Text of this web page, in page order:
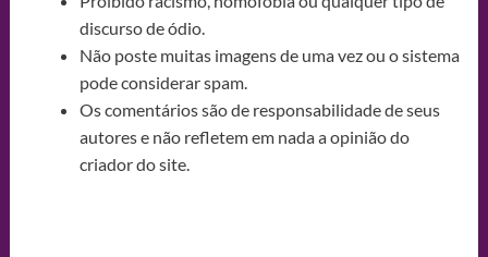
discurso de ódio.
Não poste muitas imagens de uma vez ou o sistema
pode considerar spam.
Os comentários são de responsabilidade de seus
autores e não refletem em nada a opinião do
criador do site.